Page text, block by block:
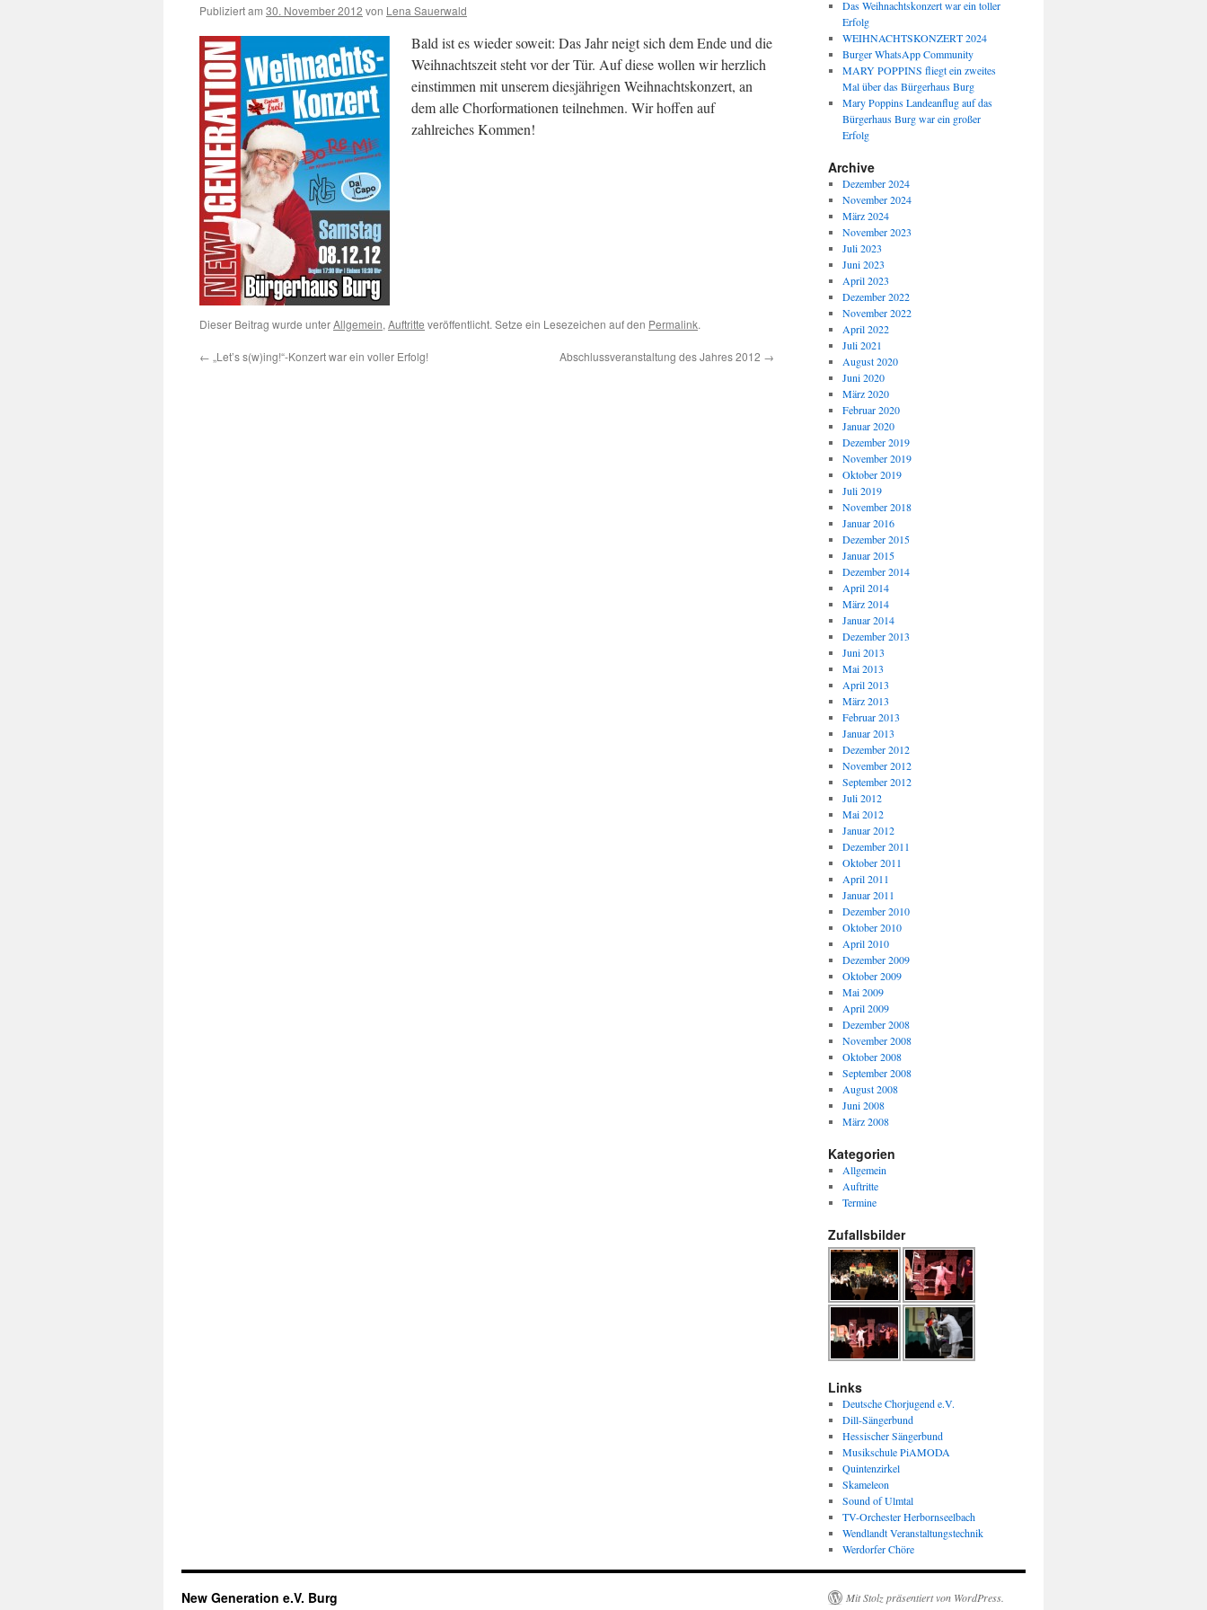
Publiziert am 30. November 2012 von Lena Sauerwald
Bald ist es wieder soweit: Das Jahr neigt sich dem Ende und die
Weihnachtszeit steht vor der Tür. Auf diese wollen wir herzlich
einstimmen mit unserem diesjährigen Weihnachtskonzert, an
dem alle Chorformationen teilnehmen. Wir hoffen auf
zahlreiches Kommen!
Dieser Beitrag wurde unterAllgemein, Auftritte veröffentlicht. Setze ein Lesezeichen auf den Permalink.
← „Let’s s(w)ing!“-Konzert war ein voller Erfolg! Abschlussveranstaltung des Jahres 2012 →
Das Weihnachtskonzert war ein toller
Erfolg
WEIHNACHTSKONZERT 2024
Burger WhatsApp Community
MARY POPPINS fliegt ein zweites
Mal über das Bürgerhaus Burg
Mary Poppins Landeanflug auf das
Bürgerhaus Burg war ein großer
Erfolg
Archive
Dezember 2024
November 2024
März 2024
November 2023
Juli 2023
Juni 2023
April 2023
Dezember 2022
November 2022
April 2022
Juli 2021
August 2020
Juni 2020
März 2020
Februar 2020
Januar 2020
Dezember 2019
November 2019
Oktober 2019
Juli 2019
November 2018
Januar 2016
Dezember 2015
Januar 2015
Dezember 2014
April 2014
März 2014
Januar 2014
Dezember 2013
Juni 2013
Mai 2013
April 2013
März 2013
Februar 2013
Januar 2013
Dezember 2012
November 2012
September 2012
Juli 2012
Mai 2012
Januar 2012
Dezember 2011
Oktober 2011
April 2011
Januar 2011
Dezember 2010
Oktober 2010
April 2010
Dezember 2009
Oktober 2009
Mai 2009
April 2009
Dezember 2008
November 2008
Oktober 2008
September 2008
August 2008
Juni 2008
März 2008
Kategorien
Allgemein
Auftritte
Termine
Zufallsbilder
Links
Deutsche Chorjugend e.V.
Dill-Sängerbund
Hessischer Sängerbund
Musikschule PiAMODA
Quintenzirkel
Skameleon
Sound of Ulmtal
TV-Orchester Herbornseelbach
Wendlandt Veranstaltungstechnik
Werdorfer Chöre
New Generation e.V. Burg Mit Stolz präsentiert von WordPress.